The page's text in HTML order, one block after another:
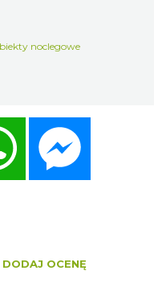
noclegowe
WhatsApp
DODAJ OCENĘ